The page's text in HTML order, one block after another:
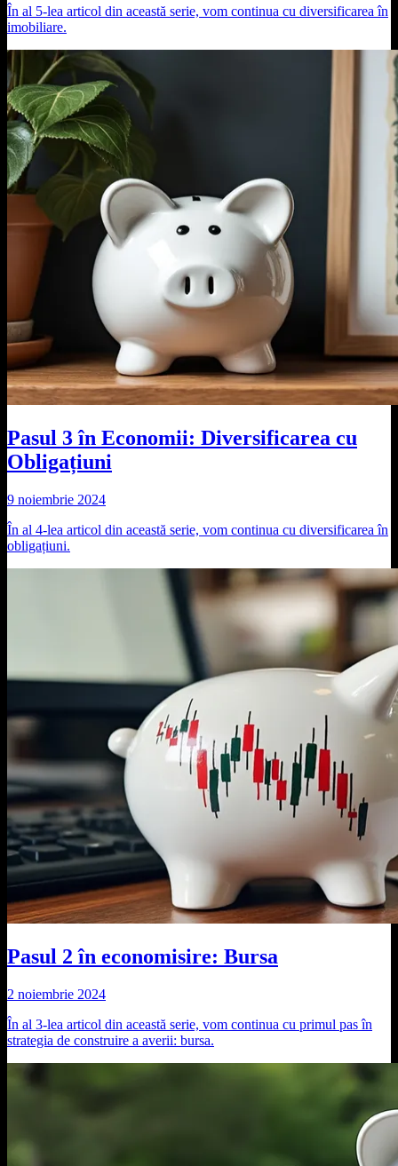
În al 5-lea articol din această serie, vom continua cu diversificarea în
imobiliare.
Pasul 3 în Economii: Diversificarea cu
Obligațiuni
9 noiembrie 2024
În al 4-lea articol din această serie, vom continua cu diversificarea în
obligațiuni.
Pasul 2 în economisire: Bursa
2 noiembrie 2024
În al 3-lea articol din această serie, vom continua cu primul pas în
strategia de construire a averii: bursa.